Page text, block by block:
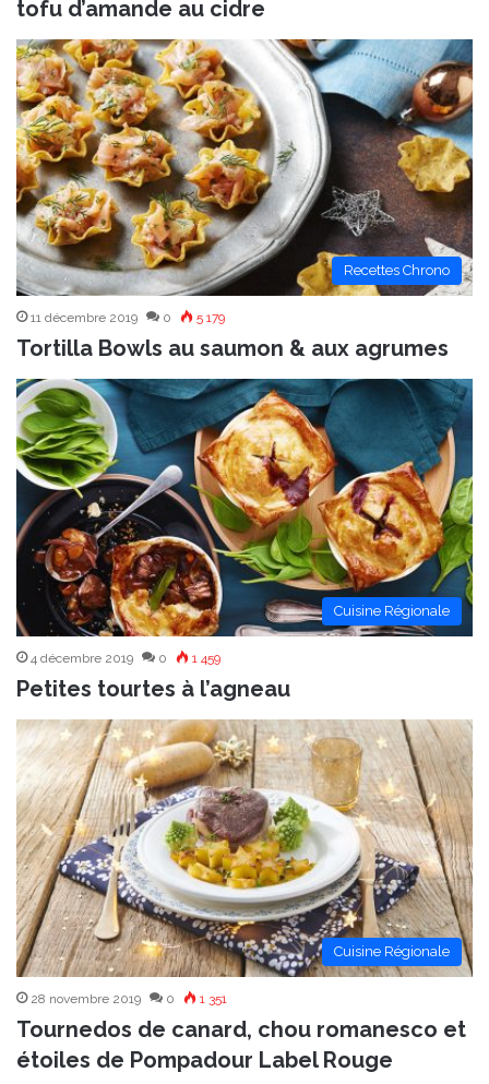
tofu d’amande au cidre
Recettes Chrono
11 décembre 2019 0 5 179
Tortilla Bowls au saumon & aux agrumes
Cuisine Régionale
4 décembre 2019 0 1 459
Petites tourtes à l’agneau
Cuisine Régionale
28 novembre 2019 0 1 351
Tournedos de canard, chou romanesco et
étoiles de Pompadour Label Rouge